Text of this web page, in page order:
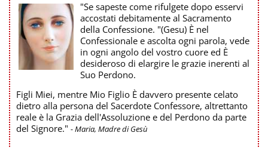
"Se sapeste come rifulgete dopo esservi
accostati debitamente al Sacramento
della Confessione. "(Gesu) È nel
Confessionale e ascolta ogni parola, vede
in ogni angolo del vostro cuore ed È
desideroso di elargire le grazie inerenti al
Suo Perdono.
Figli Miei, mentre Mio Figlio È davvero presente celato
dietro alla persona del Sacerdote Confessore, altrettanto
reale è la Grazia dell'Assoluzione e del Perdono da parte
del Signore." - Maria, Madre di Gesù